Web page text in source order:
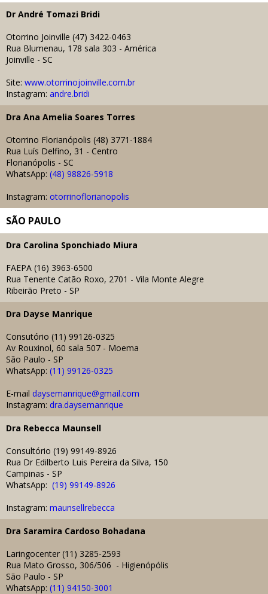
Dr André Tomazi Bridi
Otorrino Joinville (47) 3422-0463
Rua Blumenau, 178 sala 303 - América
Joinville - SC
Site: www.otorrinojoinville.com.br
Instagram: andre.bridi
Dra Ana Amelia Soares Torres
Otorrino Florianópolis (48) 3771-1884
Rua Luís Delfino, 31 - Centro
Florianópolis - SC
WhatsApp: (48) 98826-5918
Instagram: otorrinoflorianopolis
SÃO PAULO
Dra Carolina Sponchiado Miura
FAEPA (16) 3963-6500
Rua Tenente Catão Roxo, 2701 - Vila Monte Alegre
Ribeirão Preto - SP
Dra Dayse Manrique
Consutório (11) 99126-0325
Av Rouxinol, 60 sala 507 - Moema
São Paulo - SP
WhatsApp: (11) 99126-0325
E-mail daysemanrique@gmail.com
Instagram: dra.daysemanrique
Dra Rebecca Maunsell
Consultório (19) 99149-8926
Rua Dr Edilberto Luis Pereira da Silva, 150
Campinas - SP
WhatsApp: (19) 99149-8926
Instagram: maunsellrebecca
Dra Saramira Cardoso Bohadana
Laringocenter (11) 3285-2593
Rua Mato Grosso, 306/506 - Higienópólis
São Paulo - SP
WhatsApp: (11) 94150-3001